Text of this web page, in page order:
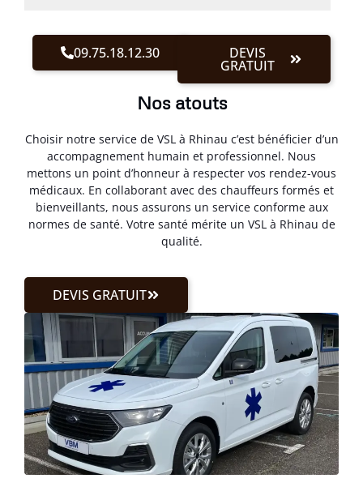
09.75.18.12.30 DEVIS
GRATUIT
Nos atouts
Choisir notre service de VSL à Rhinau c’est bénéficier d’un
accompagnement humain et professionnel. Nous
mettons un point d’honneur à respecter vos rendez-vous
médicaux. En collaborant avec des chauffeurs formés et
bienveillants, nous assurons un service conforme aux
normes de santé. Votre santé mérite un VSL à Rhinau de
qualité.
DEVIS GRATUIT